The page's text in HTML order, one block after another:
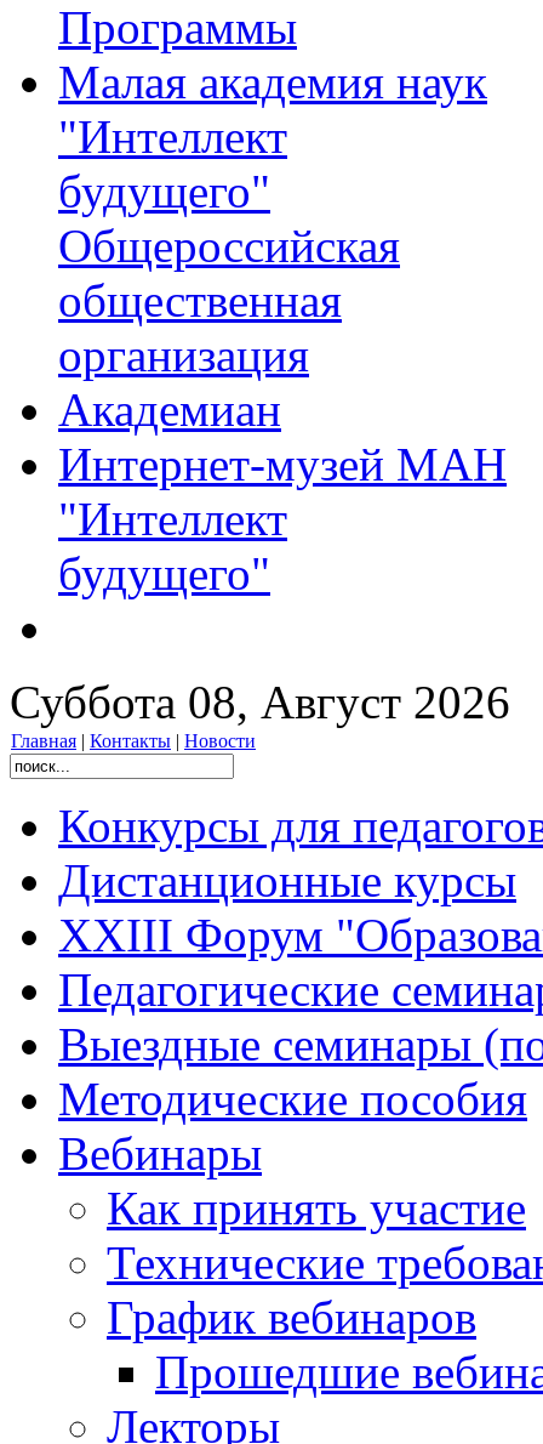
Программы
Малая академия наук
"Интеллект
будущего"
Общероссийская
общественная
организация
Академиан
Интернет-музей МАН
"Интеллект
будущего"
Суббота 08, Август 2026
Главная | Контакты | Новости
Конкурсы для
Дистанционные курсы
XXIII Форум
Педагогические
Выездные семинары
Методические пособия
Вебинары
Как принять участие
Технические
График вебинаров
Прошедшие
Лекторы